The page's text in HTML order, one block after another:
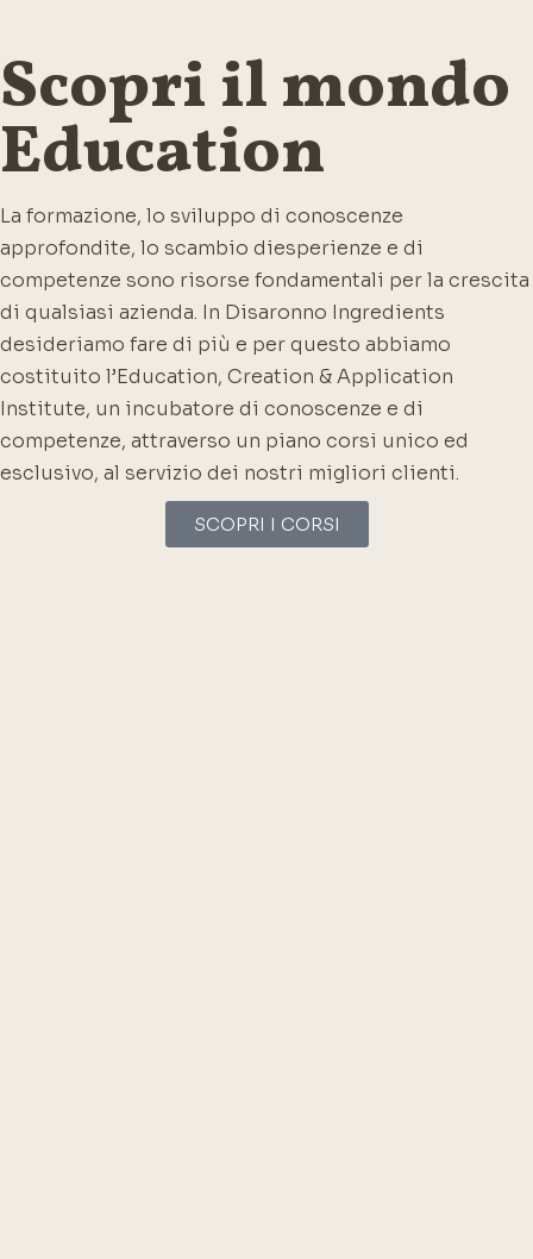
Scopri il mondo
Education
La formazione, lo sviluppo di conoscenze
approfondite, lo scambio diesperienze e di
competenze sono risorse fondamentali per la crescita
di qualsiasi azienda. In Disaronno Ingredients
desideriamo fare di più e per questo abbiamo
costituito l’Education, Creation & Application
Institute, un incubatore di conoscenze e di
competenze, attraverso un piano corsi unico ed
esclusivo, al servizio dei nostri migliori clienti.
SCOPRI I CORSI